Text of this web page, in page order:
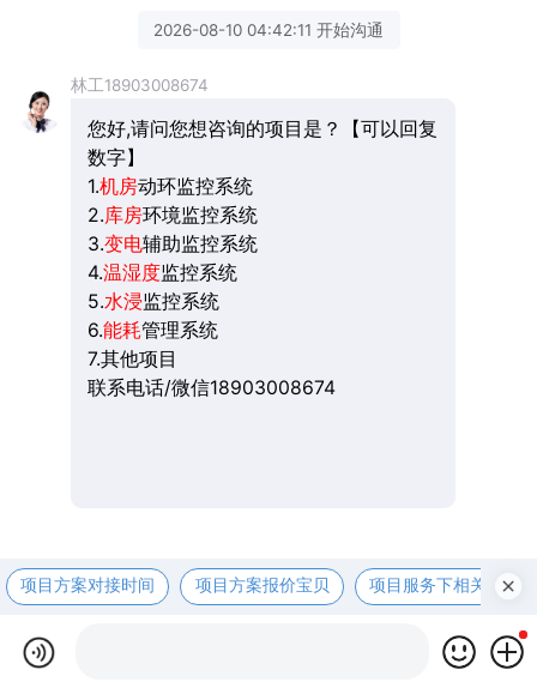
2026-08-10 04:42:11 开始沟通
林工18903008674
您好,请问您想咨询的项目是？【可以回复
数字】
1.机房动环监控系统
2.库房环境监控系统
3.变电辅助监控系统
4.温湿度监控系统
5.水浸监控系统
6.能耗管理系统
7.其他项目
联系电话/微信18903008674
项目方案对接时间 项目方案报价宝贝 项目服务下相关资咨询